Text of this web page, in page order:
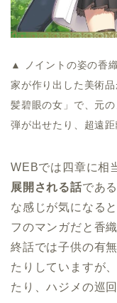
▲ ノイントの姿の香
家が作り出した美術
髪碧眼の女」で、元
弾が出せたり、超遠
WEBでは四章に相
展開される話であ
な感じが気になる
フのマンガだと香
終話では子供の有
たりしていますが
たり、ハジメの巡